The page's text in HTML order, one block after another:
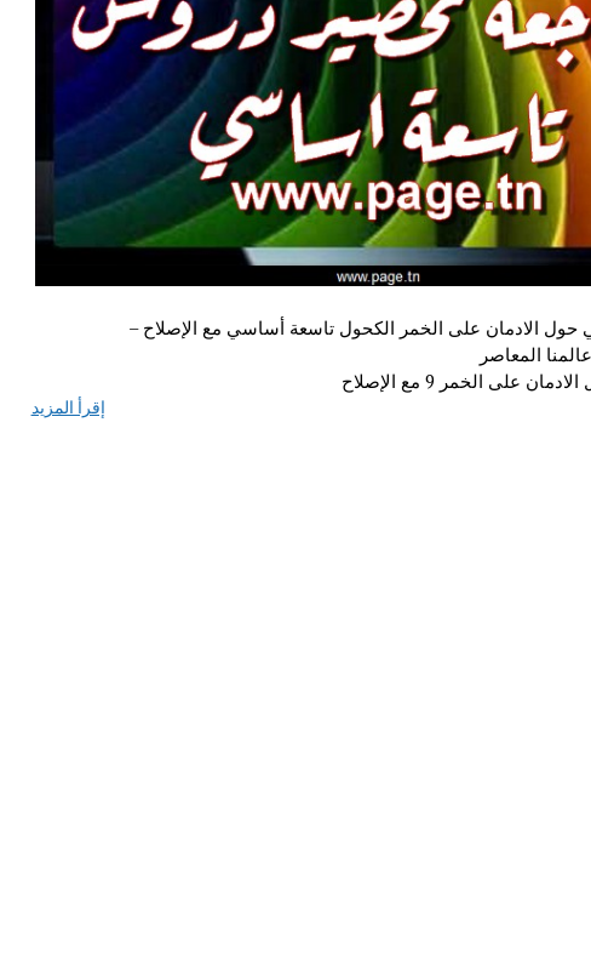
حول الادمان على الخمر الكحول تاسعة أساسي مع الإصلاح –
المعاصر
على الخمر 9 مع الإصلاح
إقرأ المزيد